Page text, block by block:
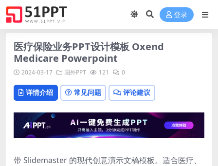
登录
医疗保险业务PPT设计模板 Oxend
Medicare Powerpoint
2024-03-17 国外PPT 121 0
详情介绍 常见问题 评论建议
带 Slidemaster 的现代创意演示文稿模板。适合医疗、